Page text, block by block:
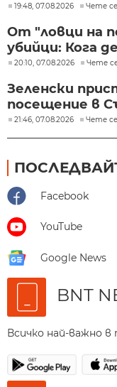
19:48, 07.08.2026 Чете
От "ловци на
убийци: Кога
20:10, 07.08.2026 Чете
Зеленски
посещение в
21:46, 07.08.2026 Чете
Facebook
YouTube
Google News
BNT
Всичко най-важно